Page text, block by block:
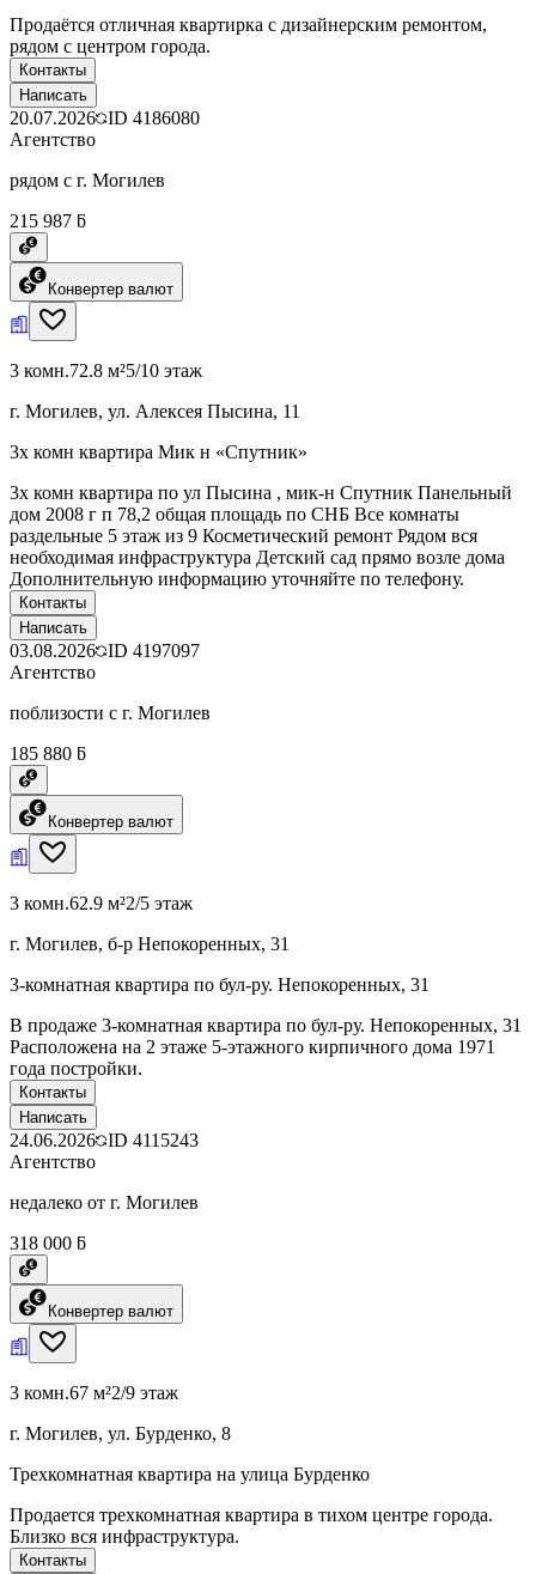
Продаётся отличная квартирка с дизайнерским ремонтом,
рядом с центром города.
Контакты
Написать
20.07.2026 ID 4186080
Агентство
рядом с г. Могилев
215 987 ƃ
Конвертер валют
3 комн.72.8 м²5/10 этаж
г. Могилев, ул. Алексея Пысина, 11
3х комн квартира Мик н «Спутник»
3х комн квартира по ул Пысина , мик-н Спутник Панельный
дом 2008 г п 78,2 общая площадь по СНБ Все комнаты
раздельные 5 этаж из 9 Косметический ремонт Рядом вся
необходимая инфраструктура Детский сад прямо возле дома
Дополнительную информацию уточняйте по телефону.
Контакты
Написать
03.08.2026 ID 4197097
Агентство
поблизости с г. Могилев
185 880 ƃ
Конвертер валют
3 комн.62.9 м²2/5 этаж
г. Могилев, б-р Непокоренных, 31
3-комнатная квартира по бул-ру. Непокоренных, 31
В продаже 3-комнатная квартира по бул-ру. Непокоренных, 31
Расположена на 2 этаже 5-этажного кирпичного дома 1971
года постройки.
Контакты
Написать
24.06.2026 ID 4115243
Агентство
недалеко от г. Могилев
318 000 ƃ
Конвертер валют
3 комн.67 м²2/9 этаж
г. Могилев, ул. Бурденко, 8
Трехкомнатная квартира на улица Бурденко
Продается трехкомнатная квартира в тихом центре города.
Близко вся инфраструктура.
Контакты